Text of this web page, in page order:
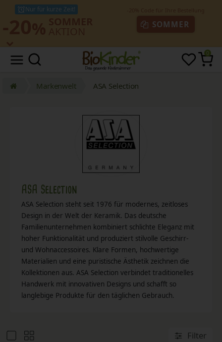
Nur für kurze Zeit!
SOMMER
0
Markenwelt ASA Selection
ASA Selection
ASA Selection steht seit 1976 für modernes, zeitloses
Design in der Welt der Keramik. Das deutsche
Familienunternehmen kombiniert schlichte Eleganz mit
hoher Funktionalität und produziert stilvolle Geschirr-
und Wohnaccessoires. Klare Formen, hochwertige
Materialien und eine puristische Ästhetik zeichnen die
Kollektionen aus. ASA Selection verbindet traditionelles
Handwerk mit innovativen Designs und schafft so
langlebige Produkte für den täglichen Gebrauch.
Filter